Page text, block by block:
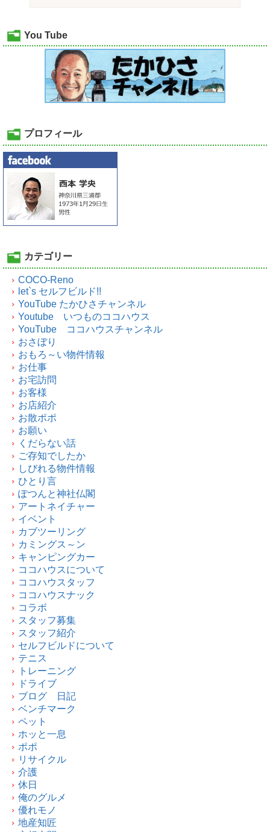
You Tube
プロフィール
カテゴリー
COCO-Reno
let`s セルフビルド!!
YouTube たかひさチャンネル
Youtube いつものココハウス
YouTube ココハウスチャンネル
おさぼり
おもろ～い物件情報
お仕事
お宅訪問
お客様
お店紹介
お散ポポ
お願い
くだらない話
ご存知でしたか
しびれる物件情報
ひとり言
ぽつんと神社仏閣
アートネイチャー
イベント
カブツーリング
カミングス～ン
キャンピングカー
ココハウスについて
ココハウスタッフ
ココハウスナック
コラボ
スタッフ募集
スタッフ紹介
セルフビルドについて
テニス
トレーニング
ドライブ
ブログ 日記
ベンチマーク
ペット
ホッと一息
ポポ
リサイクル
介護
休日
俺のグルメ
優れモノ
地産知匠